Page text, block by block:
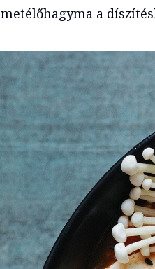
metélőhagyma a